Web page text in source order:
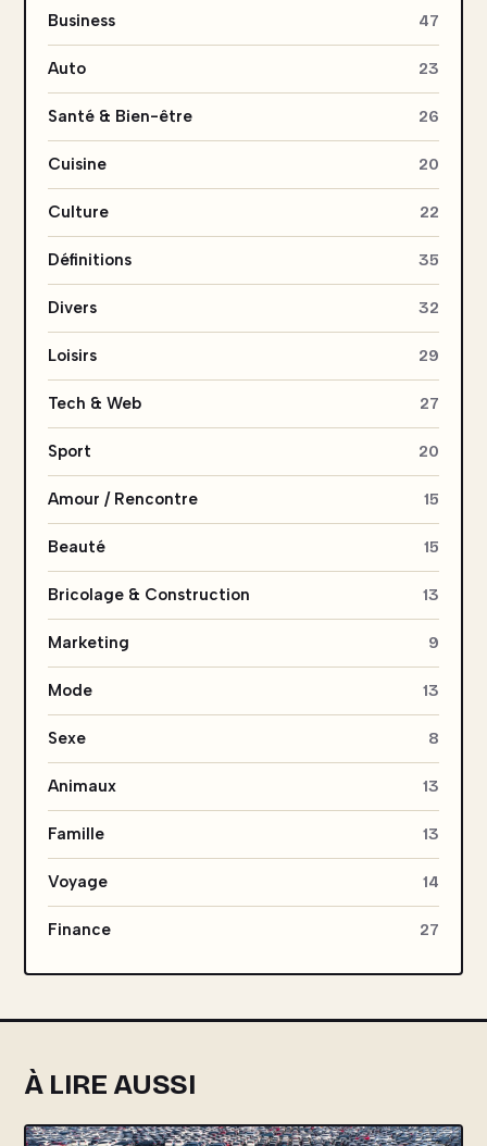
Business 47
Auto 23
Santé & Bien-être 26
Cuisine 20
Culture 22
Définitions 35
Divers 32
Loisirs 29
Tech & Web 27
Sport 20
Amour / Rencontre 15
Beauté 15
Bricolage & Construction 13
Marketing 9
Mode 13
Sexe 8
Animaux 13
Famille 13
Voyage 14
Finance 27
À LIRE AUSSI